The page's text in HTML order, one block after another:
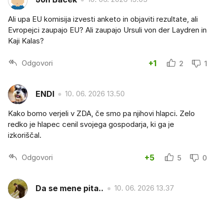
Ali upa EU komisija izvesti anketo in objaviti rezultate, ali
Evropejci zaupajo EU? Ali zaupajo Ursuli von der Laydren in
Kaji Kalas?
Odgovori +1 2 1
ENDI 10. 06. 2026 13.50
Kako bomo verjeli v ZDA, če smo pa njihovi hlapci. Zelo
redko je hlapec cenil svojega gospodarja, ki ga je
izkoriščal.
Odgovori +5 5 0
Da se mene pita.. 10. 06. 2026 13.37